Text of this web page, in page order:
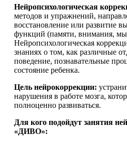
Нейропсихологическая
методов и упражнений,
восстановление или развитие
функций (памяти, внимания,
Нейропсихологическая
знаниях о том, как различные
поведение, познавательные
состояние ребенка.
Цель нейрокоррекции:
нарушения в работе мозга,
полноценно развиваться.
Для кого подойдут занятия
«ДИВО»: